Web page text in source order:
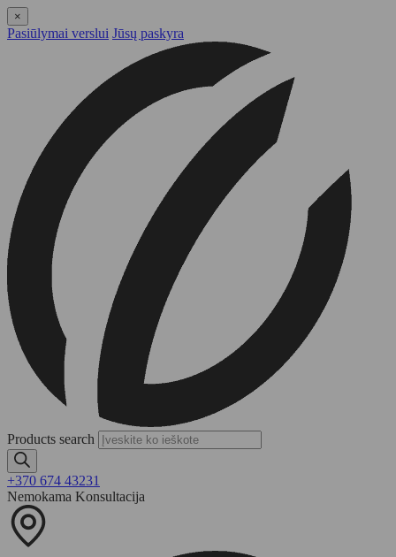
×
Pasiūlymai verslui Jūsų paskyra
Products search
+370 674 43231
Nemokama Konsultacija